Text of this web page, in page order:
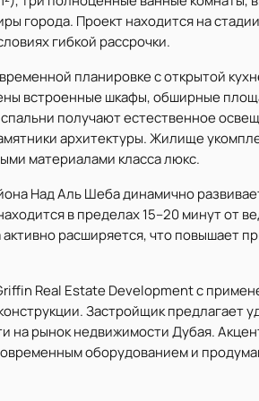
города. Проект находится на
гибкой рассрочки.
планировке с открытой
встроенные шкафы, обширные
получают естественное
архитектуры. Жилище
материалами класса люкс.
Над Аль Шеба динамично
в пределах 15–20 минут от
расширяется, что повышает
Real Estate Development с
Застройщик предлагает
на рынок недвижимости Дубая.
оборудованием и